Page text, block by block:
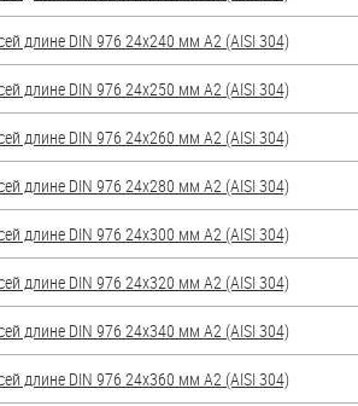
длине DIN 976 24х240 мм А2 (AISI 304)
длине DIN 976 24х250 мм А2 (AISI 304)
длине DIN 976 24х260 мм А2 (AISI 304)
длине DIN 976 24х280 мм А2 (AISI 304)
длине DIN 976 24х300 мм А2 (AISI 304)
длине DIN 976 24х320 мм А2 (AISI 304)
длине DIN 976 24х340 мм А2 (AISI 304)
длине DIN 976 24х360 мм А2 (AISI 304)